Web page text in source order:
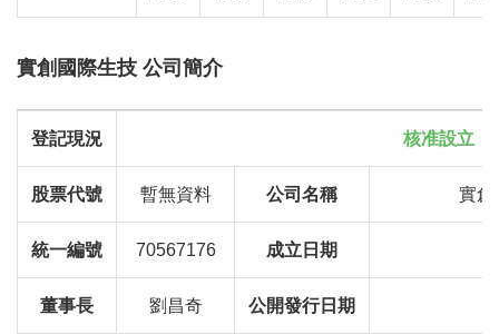
實創國際生技 公司簡介
登記現況 核准設立
股票代號 暫無資料 公司名稱 實創
統一編號 70567176 成立日期
董事長 劉昌奇 公開發行日期